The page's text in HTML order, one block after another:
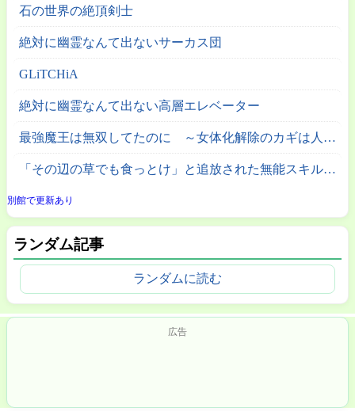
石の世界の絶頂剣士
絶対に幽霊なんて出ないサーカス団
GLiTCHiA
絶対に幽霊なんて出ない高層エレベーター
最強魔王は無双してたのに ～女体化解除のカギは人助けの旅でした～
「その辺の草でも食っとけ」と追放された無能スキル【植物食い】持ち転生者、エルフの里で幻の植物を食べて無双する
別館で更新あり
ランダム記事
ランダムに読む
広告